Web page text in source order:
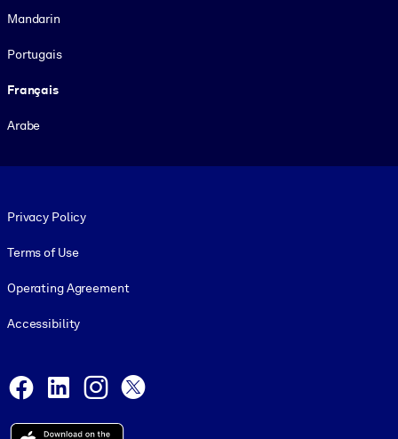
Mandarin
Portugais
Français
Arabe
Privacy Policy
Terms of Use
Operating Agreement
Accessibility
Facebook
LinkedInInstagram